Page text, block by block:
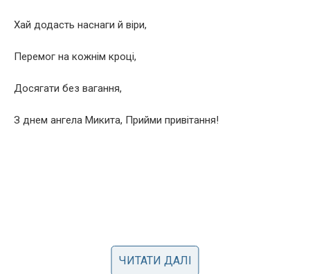
Хай додасть наснаги й віри,
Перемог на кожнім кроці,
Досягати без вагання,
З днем ангела Микита, Прийми привітання!
ЧИТАТИ ДАЛІ